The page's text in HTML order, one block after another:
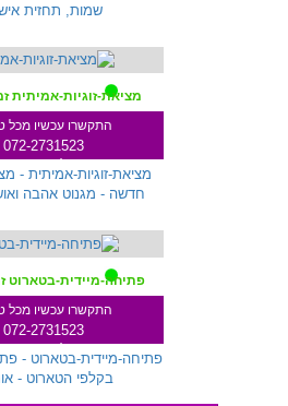
שמות, תחזית
מציאת-זוגיות-אמיתית
התקשרו עכשיו מכל
072-2731523
מציאת-זוגיות-אמיתית -
חדשה - מגנוט אהבה
פתיחה-מיידית-בטארוט
התקשרו עכשיו מכל
072-2731523
שלוחה 299
פתיחה-מיידית-בטארוט -
בקלפי הטארוט -